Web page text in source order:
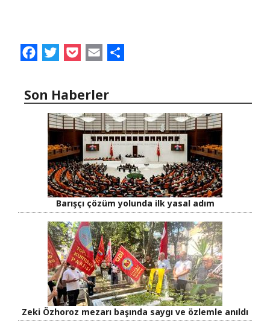
FacebookTwitterPocketEmail
Son Haberler
Barışçı çözüm yolunda ilk yasal adım
Zeki Özhoroz mezarı başında saygı ve özlemle anıldı